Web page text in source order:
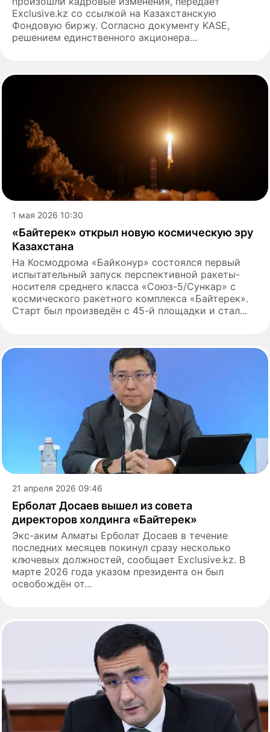
Еxclusive.kz со ссылкой на Казахстанскую
Фондовую биржу. Согласно документу KASE,
решением единственного акционера...
1 мая 2026 10:30
«Байтерек» открыл новую космическую эру
Казахстана
На Космодрома «Байконур» состоялся первый
испытательный запуск перспективной ракеты-
носителя среднего класса «Союз-5/Сункар» с
космического ракетного комплекса «Байтерек».
Старт был произведён с 45-й площадки и стал...
21 апреля 2026 09:46
Ерболат Досаев вышел из совета
директоров холдинга «Байтерек»
Экс-аким Алматы Ерболат Досаев в течение
последних месяцев покинул сразу несколько
ключевых должностей, сообщает Еxclusive.kz. В
марте 2026 года указом президента он был
освобождён от...